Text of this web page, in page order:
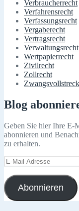
Verbraucherrecht
Verfahrensrecht
Verfassungsrecht
Vergaberecht
Vertragsrecht
Verwaltungsrecht
Wertpapierrecht
Zivilrecht
Zollrecht
Blog
Geben Sie hier Ihre E-
abonnieren und
zu erhalten.
E-
Mail-
Adresse
Abonnieren